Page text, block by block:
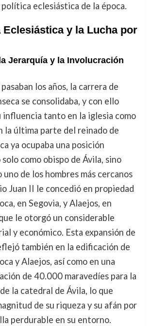
eclesiástica de la época.
Eclesiástica y la Lucha por
Jerarquía y la Involucración
los años, la carrera de
se consolidaba, y con ello
influencia tanto en la iglesia como
la última parte del reinado de
ya ocupaba una posición
como obispo de Ávila, sino
de los hombres más cercanos
Juan II le concedió en propiedad
en Segovia, y Alaejos, en
le otorgó un considerable
y económico. Esta expansión de
también en la edificación de
y Alaejos, así como en una
de 40.000 maravedíes para la
la catedral de Ávila, lo que
de su riqueza y su afán por
perdurable en su entorno.